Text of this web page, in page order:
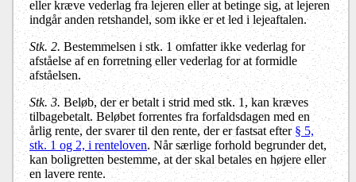
eller kræve vederlag fra lejeren eller at betinge sig, at lejeren
indgår anden retshandel, som ikke er et led i lejeaftalen.
Stk. 2. Bestemmelsen i stk. 1 omfatter ikke vederlag for
afståelse af en forretning eller vederlag for at formidle
afståelsen.
Stk. 3. Beløb, der er betalt i strid med stk. 1, kan kræves
tilbagebetalt. Beløbet forrentes fra forfaldsdagen med en
årlig rente, der svarer til den rente, der er fastsat efter§ 5,
stk. 1 og 2, i renteloven. Når særlige forhold begrunder det,
kan boligretten bestemme, at der skal betales en højere eller
en lavere rente.